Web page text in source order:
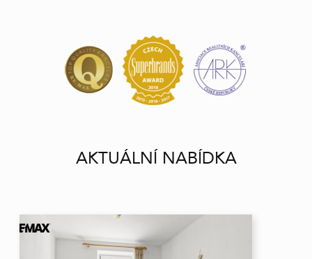
AKTUÁLNÍ NABÍDKA